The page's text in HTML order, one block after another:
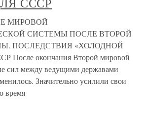
МИРОВОЙ
СИСТЕМЫ ПОСЛЕ ВТОРОЙ
ПОСЛЕДСТВИЯ «ХОЛОДНОЙ
окончания Второй мировой
сил между ведущими державами
Значительно усилили свои
время